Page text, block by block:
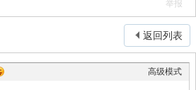
举报
返回列表
高级模式